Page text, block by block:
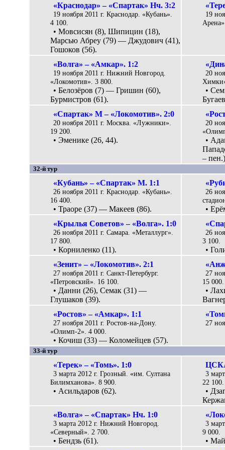
«Краснодар» – «Спартак» Нч. 3:2
19 ноября 2011 г. Краснодар. «Кубань».
4 100.
• Мовсисян (8), Шипицин (18),
Марсью Абреу (79) — Джудович (41),
Гошоков (56).
19
«Волга» – «Амкар». 1:2
19 ноября 2011 г. Нижний Новгород.
«Локомотив». 3 800.
• Белозёров (7) — Гришин (60),
Бурмистров (61).
20
•
«Спартак» М – «Локомотив». 2:0
20 ноября 2011 г. Москва. «Лужники».
19 200.
• Эменике (26, 44).
20
•
–
32-й тур
«Кубань» – «Спартак» М. 1:1
26 ноября 2011 г. Краснодар. «Кубань».
16 400.
• Траоре (37) — Макеев (86).
26
•
«Крылья Советов» – «Волга». 1:0
26 ноября 2011 г. Самара. «Металлург».
17 800.
• Корниленко (11).
26
3 100.
•
«Зенит» – «Локомотив». 2:1
27 ноября 2011 г. Санкт-Петербург.
«Петровский». 16 100.
• Данни (26), Семак (31) —
Глушаков (39).
27
15 000.
•
«Ростов» – «Амкар». 1:1
27 ноября 2011 г. Ростов-на-Дону.
«Олимп-2». 4 000.
• Кочиш (33) — Коломейцев (57).
27
33-й тур
«Терек» – «Томь». 1:0
3 марта 2012 г. Грозный. «им. Султана
Билимханова». 8 900.
• Асильдаров (62).
3
22 100.
•
«Волга» – «Спартак» Нч. 1:0
3 марта 2012 г. Нижний Новгород.
«Северный». 2 700.
• Бендзь (61).
3
9 000.
•